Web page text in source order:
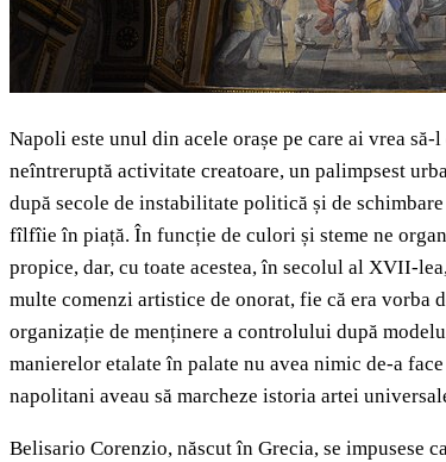
Napoli este unul din acele orașe pe care ai vrea
neîntreruptă activitate creatoare, un palimpsest
după secole de instabilitate politică și de
fîlfîie în piață. În funcție de culori și steme ne
propice, dar, cu toate acestea, în secolul al XVII-
multe comenzi artistice de onorat, fie că era vorba
organizație de menținere a controlului după
manierelor etalate în palate nu avea nimic de-a
napolitani aveau să marcheze istoria artei
Belisario Corenzio, născut în Grecia, se impusese